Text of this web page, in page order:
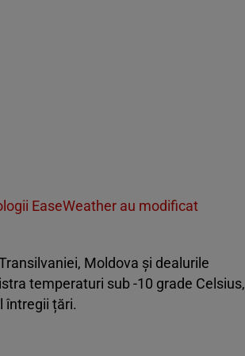
EaseWeather au modificat
Moldova și dealurile
temperaturi sub -10 grade Celsius,
întregii țări.